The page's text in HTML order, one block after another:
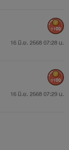
16 มิ.ย. 2568 07:28 น.
1100
16 มิ.ย. 2568 07:29 น.
1100